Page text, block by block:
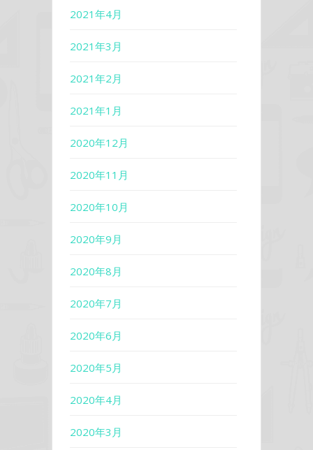
2021年4月
2021年3月
2021年2月
2021年1月
2020年12月
2020年11月
2020年10月
2020年9月
2020年8月
2020年7月
2020年6月
2020年5月
2020年4月
2020年3月